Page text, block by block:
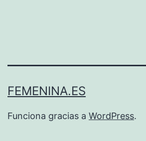
FEMENINA.ES
Funciona gracias a WordPress.